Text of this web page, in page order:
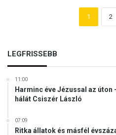
1 2
LEGFRISSEBB
11:00
Harminc éve Jézussal az
hálát Csiszér László
07:09
Ritka állatok és másfél